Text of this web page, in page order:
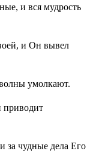
и вся мудрость
и Он вывел
умолкают.
приводит
за чудные дела Его